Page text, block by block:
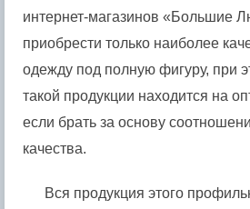
интернет-магазинов «Большие
приобрести только наиболее
одежду под полную фигуру, при
такой продукции находится на
если брать за основу
качества.
Вся продукция этого